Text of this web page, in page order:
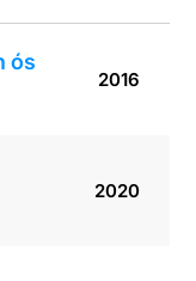
ós
2016
2020